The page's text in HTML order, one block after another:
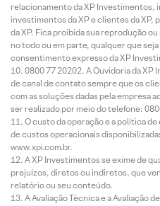
relacionamento da XP Investimentos,
investimentos da XP e clientes da XP,
da XP. Fica proibida sua reprodução
no todo ou em parte, qualquer que
consentimento expresso da XP
0800 77 20202. A Ouvidoria da XP
de canal de contato sempre que os
com as soluções dadas pela empresa
ser realizado por meio do telefone:
O custo da operação e a política
de custos operacionais
www.xpi.com.br.
A XP Investimentos se exime de
prejuízos, diretos ou indiretos, que
relatório ou seu conteúdo.
A Avaliação Técnica e a Avaliação